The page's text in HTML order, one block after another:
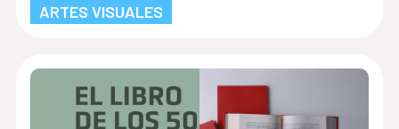
ARTES VISUALES